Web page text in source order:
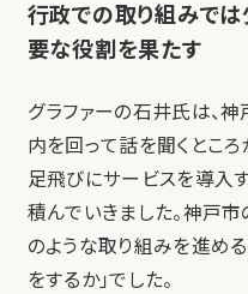
行政での取り組みで
要な役割を果たす
グラファーの石井氏は、
内を回って話を聞くところ
足飛びにサービスを導入
積んでいきました。神戸
のような取り組みを進め
をするか」でした。